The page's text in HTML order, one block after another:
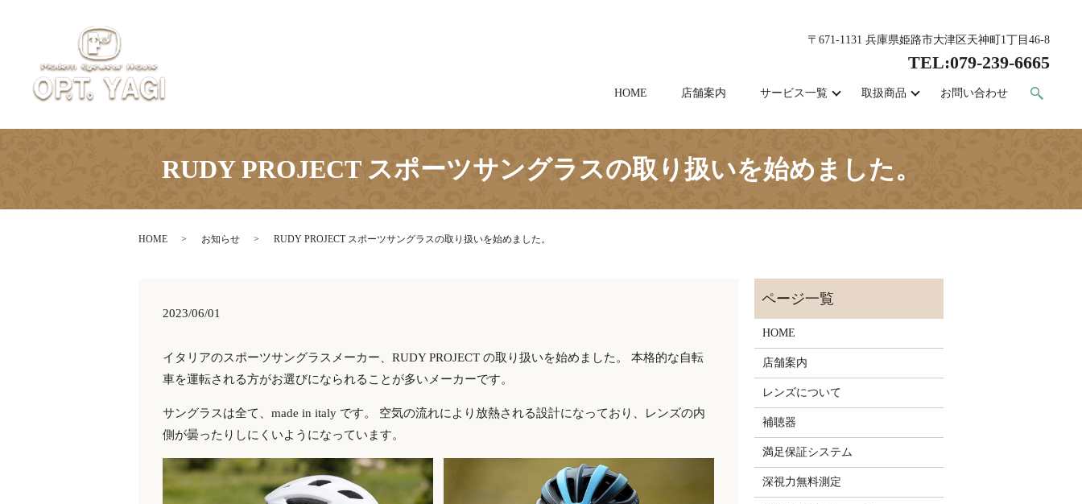
HOME 店舗案内 サービス一覧 取扱商品 お問い合わせ
〒671-1131 兵庫県姫路市大津区天神町1丁目46-8
TEL:079-239-6665
RUDY PROJECT スポーツサングラスの取り扱いを始めました。
HOME お知らせ RUDY PROJECT スポーツサングラスの取り扱いを始めました。
2023/06/01
イタリアのスポーツサングラスメーカー、RUDY PROJECT の取り扱いを始めました。 本格的な自転
車を運転される方がお選びになられることが多いメーカーです。
サングラスは全て、made in italy です。 空気の流れにより放熱される設計になっており、レンズの内
側が曇ったりしにくいようになっています。
HOME
店舗案内
レンズについて
補聴器
満足保証システム
深視力無料測定